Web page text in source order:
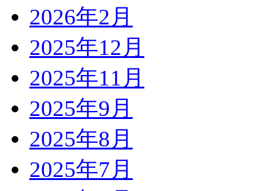
2026年2月
2025年12月
2025年11月
2025年9月
2025年8月
2025年7月